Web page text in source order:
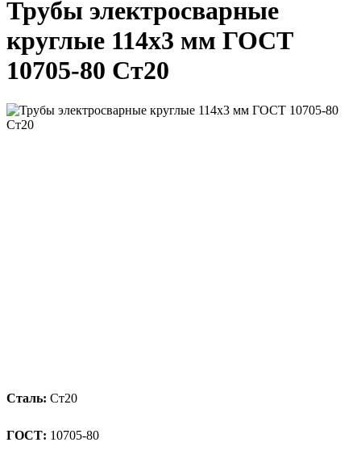
Трубы электросварные
круглые 114x3 мм ГОСТ
10705-80 Ст20
Сталь: Ст20
ГОСТ: 10705-80